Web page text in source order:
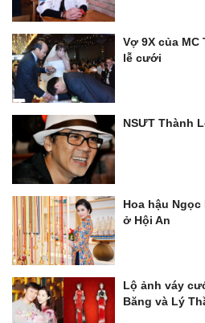
Vợ 9X của
lễ cưới
NSƯT Thành
Hoa hậu Ngọc
ở Hội An
Lộ ảnh váy
Băng và Lý